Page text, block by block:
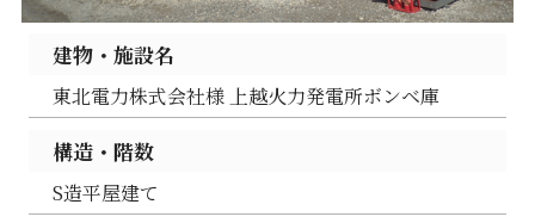
建物・施設名
東北電力株式会社様 上越火力発電所ボンベ庫
構造・階数
S造平屋建て